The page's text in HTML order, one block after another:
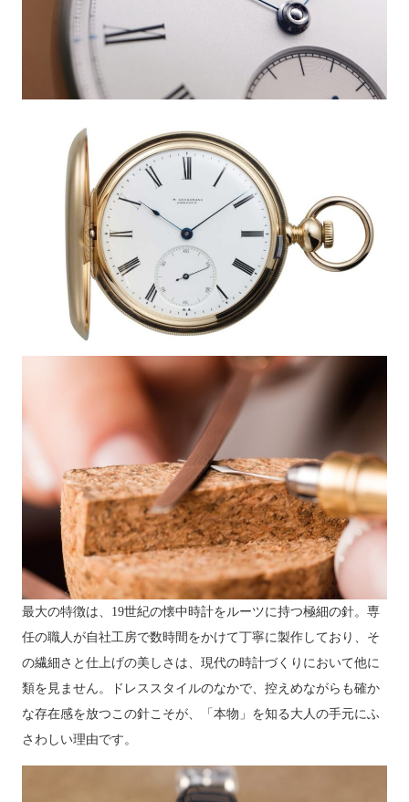
最大の特徴は、19世紀の懐中時計をルーツに持つ極細の針。専
任の職人が自社工房で数時間をかけて丁寧に製作しており、そ
の繊細さと仕上げの美しさは、現代の時計づくりにおいて他に
類を見ません。ドレススタイルのなかで、控えめながらも確か
な存在感を放つこの針こそが、「本物」を知る大人の手元にふ
さわしい理由です。